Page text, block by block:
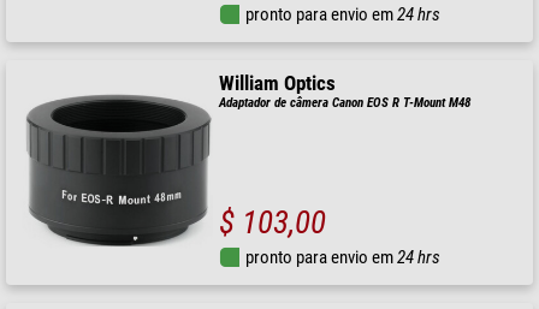
pronto para envio em24 hrs
William Optics
Adaptador de câmera Canon EOS R T-Mount M48
$ 103,00
pronto para envio em24 hrs